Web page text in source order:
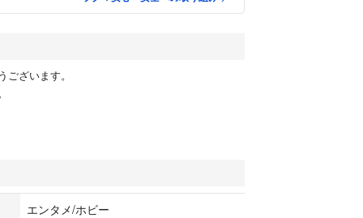
ございます。
エンタメ/ホビー